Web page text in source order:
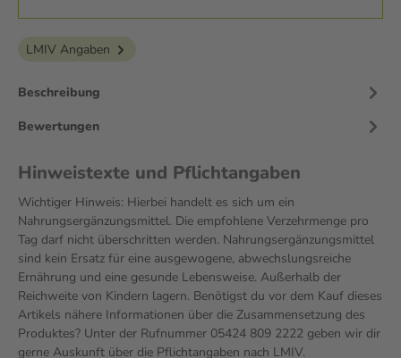
LMIV Angaben
Beschreibung
Bewertungen
Hinweistexte und Pflichtangaben
Wichtiger Hinweis: Hierbei handelt es sich um ein
Nahrungsergänzungsmittel. Die empfohlene Verzehrmenge pro
Tag darf nicht überschritten werden. Nahrungsergänzungsmittel
sind kein Ersatz für eine ausgewogene, abwechslungsreiche
Ernährung und eine gesunde Lebensweise. Außerhalb der
Reichweite von Kindern lagern. Benötigst du vor dem Kauf dieses
Artikels nähere Informationen über die Zusammensetzung des
Produktes? Unter der Rufnummer 05424 809 2222 geben wir dir
gerne Auskunft über die Pflichtangaben nach LMIV.